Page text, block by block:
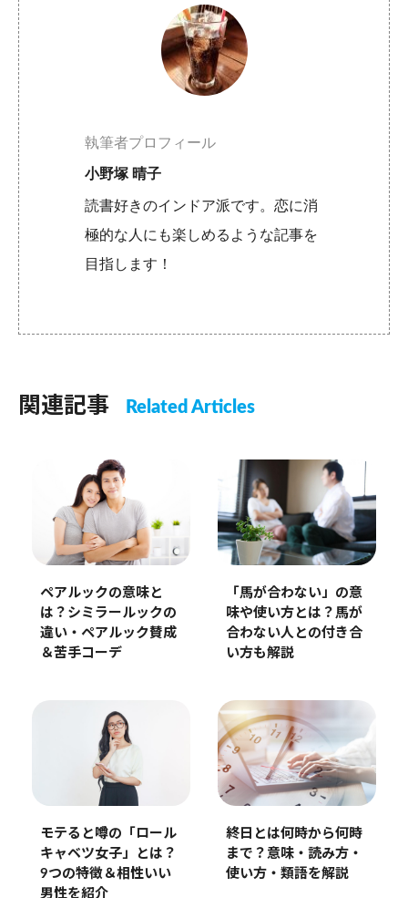
執筆者プロフィール
小野塚 晴子
読書好きのインドア派です。恋に消
極的な人にも楽しめるような記事を
目指します！
関連記事 Related Articles
ペアルックの意味と
は？シミラールックの
違い・ペアルック賛成
＆苦手コーデ
「馬が合わない」の意
味や使い方とは？馬が
合わない人との付き合
い方も解説
モテると噂の「ロール
キャベツ女子」とは？
9つの特徴＆相性いい
男性を紹介
終日とは何時から何時
まで？意味・読み方・
使い方・類語を解説